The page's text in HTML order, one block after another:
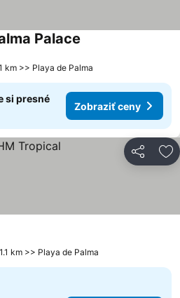
Palace
km >> Playa de Palma
si presné
Zobraziť ceny
Zdieľať
1.1 km >> Playa de Palma